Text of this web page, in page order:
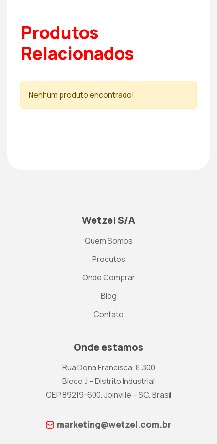
Produtos
Relacionados
Nenhum produto encontrado!
Wetzel S/A
Quem Somos
Produtos
Onde Comprar
Blog
Contato
Onde estamos
Rua Dona Francisca, 8.300
Bloco J – Distrito Industrial
CEP 89219-600, Joinville – SC, Brasil
marketing@wetzel.com.br